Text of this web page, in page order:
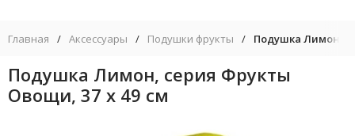
Главная / Аксессуары / Подушки фрукты / Подушка Лимон,
Подушка Лимон, серия Фрукты
Овощи, 37 х 49 см